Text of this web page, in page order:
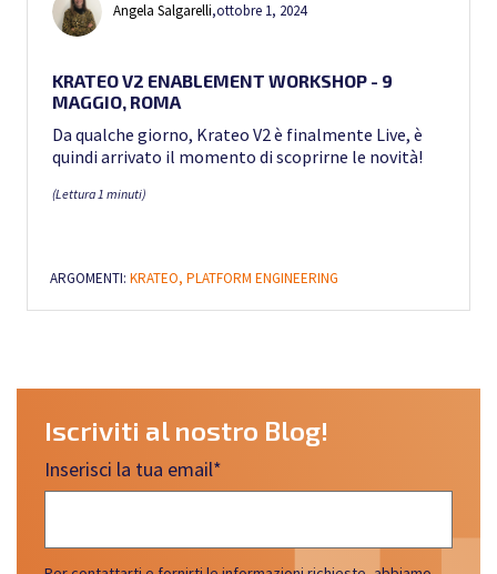
Angela Salgarelli,ottobre 1, 2024
KRATEO V2 ENABLEMENT WORKSHOP - 9
MAGGIO, ROMA
Da qualche giorno, Krateo V2 è finalmente Live, è
quindi arrivato il momento di scoprirne le novità!
(Lettura 1 minuti)
ARGOMENTI: KRATEO, PLATFORM ENGINEERING
Iscriviti al nostro Blog!
Inserisci la tua email*